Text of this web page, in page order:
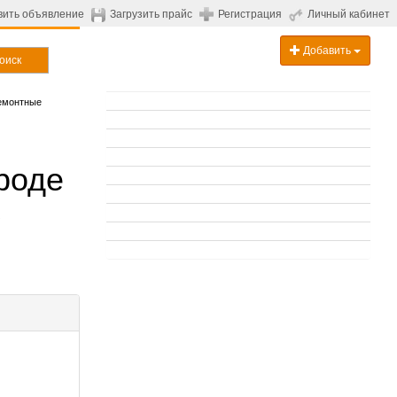
объявление Загрузить прайс Регистрация Личный кабинет
Добавить